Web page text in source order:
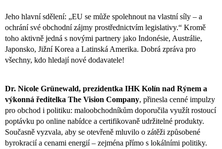
Jeho hlavní sdělení: „EU se může spolehnout na vlastní síly – a
ochrání své obchodní zájmy prostřednictvím legislativy.“ Kromě
toho aktivně jedná s novými partnery jako Indonésie, Austrálie,
Japonsko, Jižní Korea a Latinská Amerika. Dobrá zpráva pro
všechny, kdo hledají nové dodavatele!
Dr. Nicole Grünewald, prezidentka IHK Kolín nad Rýnem a
výkonná ředitelka The Vision Company, přinesla cenné impulzy
pro obchod i politiku: maloobchodníkům doporučila využít rostoucí
poptávku po online nabídce a certifikovaně udržitelné produkty.
Současně vyzvala, aby se otevřeně mluvilo o zátěži způsobené
byrokracií a cenami energií – zejména přímo s lokálními politiky.